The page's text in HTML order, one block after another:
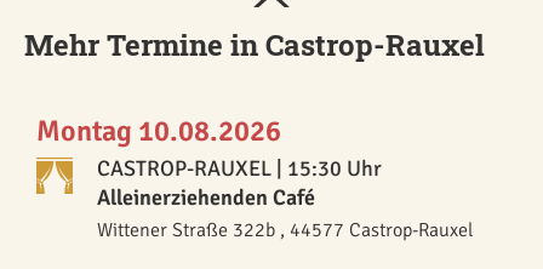
Mehr Termine in Castrop-Rauxel
Montag 10.08.2026
CASTROP-RAUXEL | 15:30 Uhr
Alleinerziehenden Café
Wittener Straße 322b , 44577 Castrop-Rauxel